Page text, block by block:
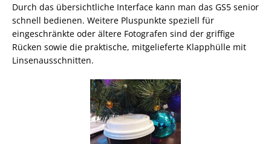
Durch das übersichtliche Interface kann man das GS5 senior
schnell bedienen. Weitere Pluspunkte speziell für
eingeschränkte oder ältere Fotografen sind der griffige
Rücken sowie die praktische, mitgelieferte Klapphülle mit
Linsenausschnitten.